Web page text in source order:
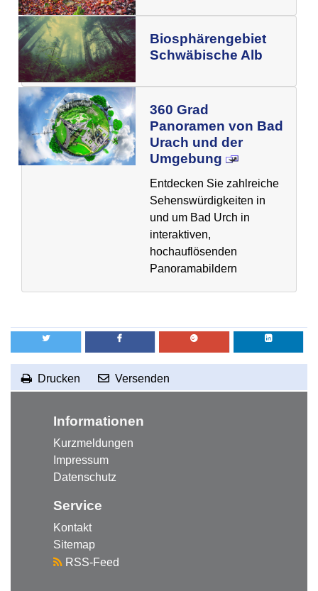
Biosphärengebiet
Schwäbische Alb
360 Grad
Panoramen von Bad
Urach und der
Umgebung
Entdecken Sie zahlreiche
Sehenswürdigkeiten in
und um Bad Urch in
interaktiven,
hochauflösenden
Panoramabildern
Drucken Versenden
Informationen
Kurzmeldungen
Impressum
Datenschutz
Service
Kontakt
Sitemap
RSS-Feed